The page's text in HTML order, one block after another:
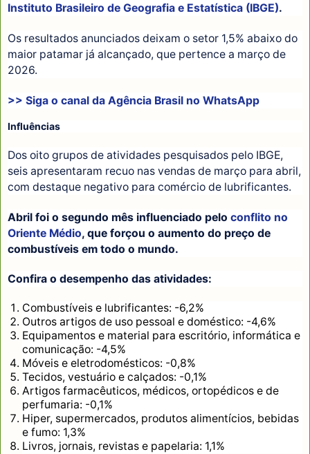
Instituto Brasileiro de Geografia e Estatística (IBGE).
Os resultados anunciados deixam o setor 1,5% abaixo do
maior patamar já alcançado, que pertence a março de
2026.
>> Siga o canal da Agência Brasil no WhatsApp
Influências
Dos oito grupos de atividades pesquisados pelo IBGE,
seis apresentaram recuo nas vendas de março para abril,
com destaque negativo para comércio de lubrificantes.
Abril foi o segundo mês influenciado pelo conflito no
Oriente Médio, que forçou o aumento do preço de
combustíveis em todo o mundo.
Confira o desempenho das atividades:
Combustíveis e lubrificantes: -6,2%
Outros artigos de uso pessoal e doméstico: -4,6%
Equipamentos e material para escritório, informática e
comunicação: -4,5%
Móveis e eletrodomésticos: -0,8%
Tecidos, vestuário e calçados: -0,1%
Artigos farmacêuticos, médicos, ortopédicos e de
perfumaria: -0,1%
Hiper, supermercados, produtos alimentícios, bebidas
e fumo: 1,3%
Livros, jornais, revistas e papelaria: 1,1%